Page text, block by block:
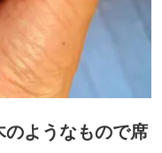
ようなもので席